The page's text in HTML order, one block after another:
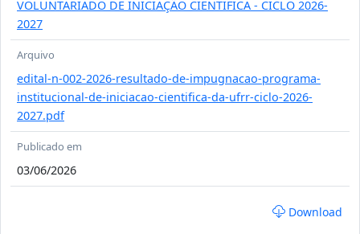
VOLUNTARIADO DE INICIAÇÃO CIENTÍFICA - CICLO 2026-
2027
Arquivo
edital-n-002-2026-resultado-de-impugnacao-programa-
institucional-de-iniciacao-cientifica-da-ufrr-ciclo-2026-
2027.pdf
Publicado em
03/06/2026
Download